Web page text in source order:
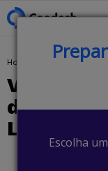
Escolha
You are here:
Home Veja como é a carreira de desenvolvedor Back-end Laravel
Veja
Laravel